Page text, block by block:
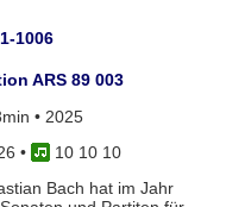
1006
ARS 89 003
• 2025
•
10 10 10
Bach hat im Jahr